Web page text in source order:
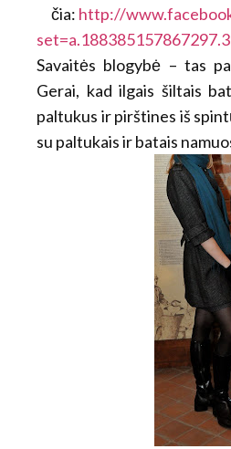
čia: http://
Savaitės blogybė – tas
Gerai, kad ilgais šiltais
paltukus ir pirštines iš
su paltukais ir batais